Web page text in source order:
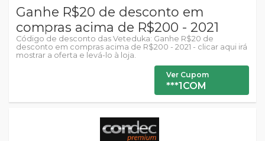
Ganhe R$20 de desconto em
compras acima de R$200 - 2021
Código de desconto das Veteduka: Ganhe R$20 de
desconto em compras acima de R$200 - 2021 - clicar aqui irá
mostrar a oferta e levá-lo à loja.
Ver Cupom
***1COM